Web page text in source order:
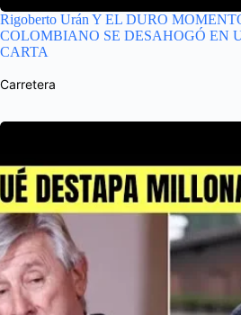
Rigoberto Urán Y EL DURO
COLOMBIANO SE DESAHOGÓ EN
CARTA
Carretera